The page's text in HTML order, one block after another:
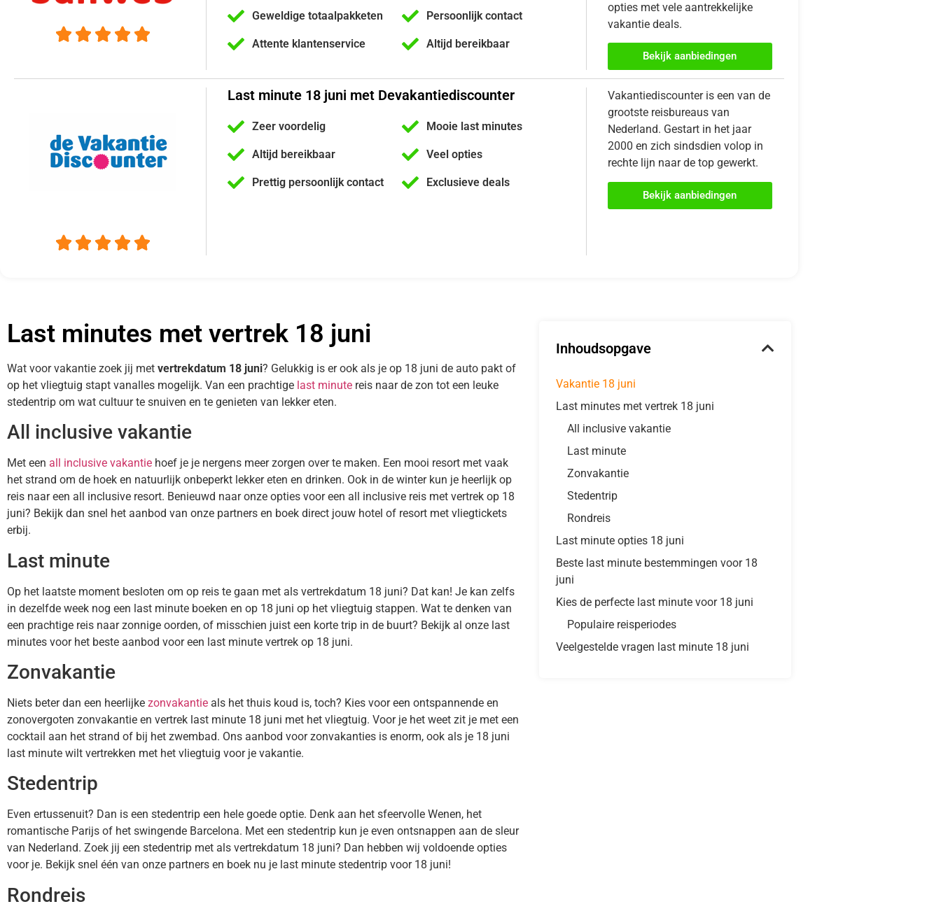
    
Geweldige totaalpakketen
Attente klantenservice
Persoonlijk contact
Altijd bereikbaar
opties met vele aantrekkelijke
vakantie deals.
Bekijk aanbiedingen
    
Last minute 18 juni met Devakantiediscounter
Zeer voordelig
Altijd bereikbaar
Prettig persoonlijk contact
Mooie last minutes
Veel opties
Exclusieve deals
Vakantiediscounter is een van de
grootste reisbureaus van
Nederland. Gestart in het jaar
2000 en zich sindsdien volop in
rechte lijn naar de top gewerkt.
Bekijk aanbiedingen
Last minutes met vertrek 18 juni
Wat voor vakantie zoek jij met vertrekdatum 18 juni? Gelukkig is er ook als je op 18 juni de auto pakt of
op het vliegtuig stapt vanalles mogelijk. Van een prachtige last minute reis naar de zon tot een leuke
stedentrip om wat cultuur te snuiven en te genieten van lekker eten.
All inclusive vakantie
Met een all inclusive vakantie hoef je je nergens meer zorgen over te maken. Een mooi resort met vaak
het strand om de hoek en natuurlijk onbeperkt lekker eten en drinken. Ook in de winter kun je heerlijk op
reis naar een all inclusive resort. Benieuwd naar onze opties voor een all inclusive reis met vertrek op 18
juni? Bekijk dan snel het aanbod van onze partners en boek direct jouw hotel of resort met vliegtickets
erbij.
Last minute
Op het laatste moment besloten om op reis te gaan met als vertrekdatum 18 juni? Dat kan! Je kan zelfs
in dezelfde week nog een last minute boeken en op 18 juni op het vliegtuig stappen. Wat te denken van
een prachtige reis naar zonnige oorden, of misschien juist een korte trip in de buurt? Bekijk al onze last
minutes voor het beste aanbod voor een last minute vertrek op 18 juni.
Zonvakantie
Niets beter dan een heerlijke zonvakantie als het thuis koud is, toch? Kies voor een ontspannende en
zonovergoten zonvakantie en vertrek last minute 18 juni met het vliegtuig. Voor je het weet zit je met een
cocktail aan het strand of bij het zwembad. Ons aanbod voor zonvakanties is enorm, ook als je 18 juni
last minute wilt vertrekken met het vliegtuig voor je vakantie.
Stedentrip
Even ertussenuit? Dan is een stedentrip een hele goede optie. Denk aan het sfeervolle Wenen, het
romantische Parijs of het swingende Barcelona. Met een stedentrip kun je even ontsnappen aan de sleur
van Nederland. Zoek jij een stedentrip met als vertrekdatum 18 juni? Dan hebben wij voldoende opties
voor je. Bekijk snel één van onze partners en boek nu je last minute stedentrip voor 18 juni!
Rondreis
Inhoudsopgave
Vakantie 18 juni
Last minutes met vertrek 18 juni
All inclusive vakantie
Last minute
Zonvakantie
Stedentrip
Rondreis
Last minute opties 18 juni
Beste last minute bestemmingen voor 18
juni
Kies de perfecte last minute voor 18 juni
Populaire reisperiodes
Veelgestelde vragen last minute 18 juni